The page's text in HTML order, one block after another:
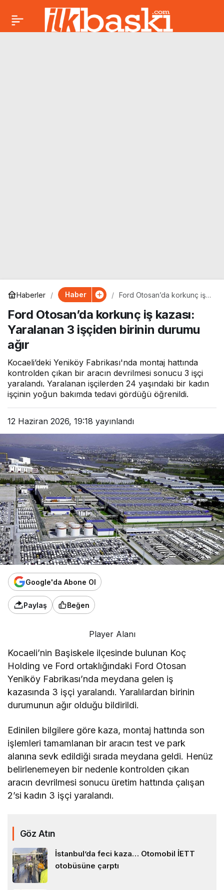
Haberler Haber
Ford Otosan’da korkunç iş
birinin durumu ağır
Ford Otosan’da korkunç iş kazası:
Yaralanan 3 işçiden birinin durumu
ağır
Kocaeli’deki Yeniköy Fabrikası'nda montaj hattında
kontrolden çıkan bir aracın devrilmesi sonucu 3 işçi
yaralandı. Yaralanan işçilerden 24 yaşındaki bir kadın
işçinin yoğun bakımda tedavi gördüğü öğrenildi.
12 Haziran 2026, 19:18 yayınlandı
Google'da Abone Ol
Paylaş Beğen
Player Alanı
Kocaeli’nin Başiskele ilçesinde bulunan Koç
Holding ve Ford ortaklığındaki Ford Otosan
Yeniköy Fabrikası’nda meydana gelen iş
kazasında 3 işçi yaralandı. Yaralılardan birinin
durumunun ağır olduğu bildirildi.
Edinilen bilgilere göre kaza, montaj hattında son
işlemleri tamamlanan bir aracın test ve park
alanına sevk edildiği sırada meydana geldi. Henüz
belirlenemeyen bir nedenle kontrolden çıkan
aracın devrilmesi sonucu üretim hattında çalışan
2’si kadın 3 işçi yaralandı.
Göz Atın
İstanbul’da feci kaza… Otomobil İETT
otobüsüne çarptı
Beyaz et şirketlerine